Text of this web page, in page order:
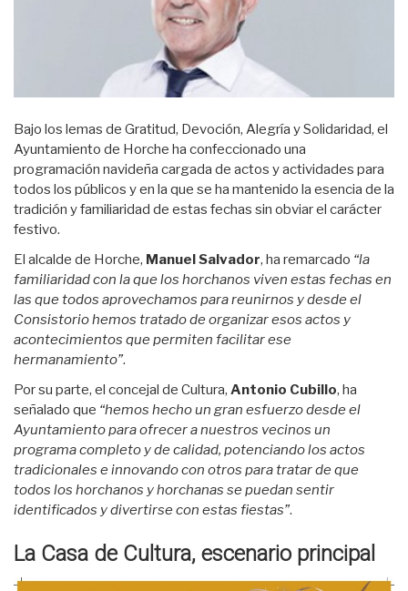
Bajo los lemas de Gratitud, Devoción, Alegría y Solidaridad, el
Ayuntamiento de Horche ha confeccionado una
programación navideña cargada de actos y actividades para
todos los públicos y en la que se ha mantenido la esencia de la
tradición y familiaridad de estas fechas sin obviar el carácter
festivo.
El alcalde de Horche, Manuel Salvador, ha remarcado “la
familiaridad con la que los horchanos viven estas fechas en
las que todos aprovechamos para reunirnos y desde el
Consistorio hemos tratado de organizar esos actos y
acontecimientos que permiten facilitar ese
hermanamiento”.
Por su parte, el concejal de Cultura, Antonio Cubillo, ha
señalado que “hemos hecho un gran esfuerzo desde el
Ayuntamiento para ofrecer a nuestros vecinos un
programa completo y de calidad, potenciando los actos
tradicionales e innovando con otros para tratar de que
todos los horchanos y horchanas se puedan sentir
identificados y divertirse con estas fiestas”.
La Casa de Cultura, escenario principal